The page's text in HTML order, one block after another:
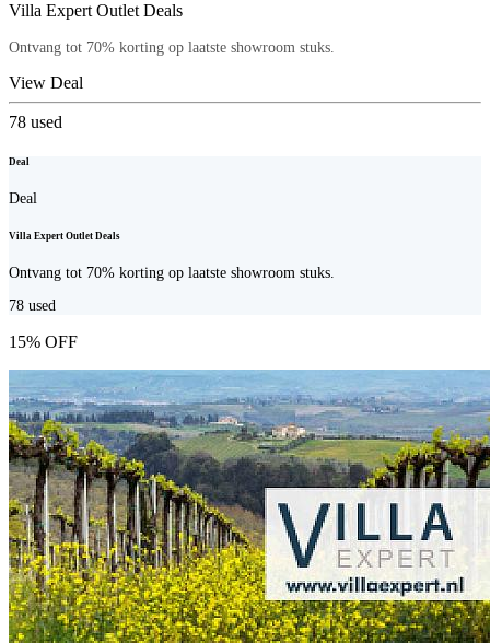
Villa Expert Outlet Deals
Ontvang tot 70% korting op laatste showroom stuks.
View Deal
78 used
Deal
Deal
Villa Expert Outlet Deals
Ontvang tot 70% korting op laatste showroom stuks.
78 used
15% OFF